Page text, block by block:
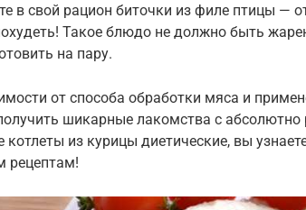
в свой рацион биточки из филе птицы —
Такое блюдо не должно быть
на пару.
от способа обработки мяса и
шикарные лакомства с
котлеты из курицы диетические, вы
рецептам!